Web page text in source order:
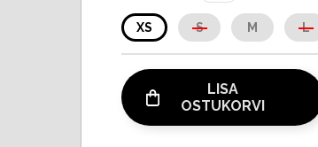
XS S M L
LISA
OSTUKORVI